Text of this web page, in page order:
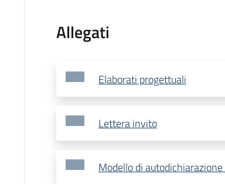
Allegati
Elaborati progettuali
Lettera invito
Modello di